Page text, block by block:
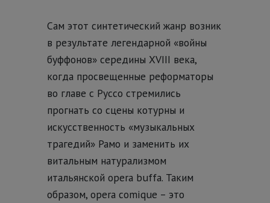
Сам этот синтетический жанр возник
в результате легендарной «войны
буффонов» середины XVIII века,
когда просвещенные реформаторы
во главе с Руссо стремились
прогнать со сцены котурны и
искусственность «музыкальных
трагедий» Рамо и заменить их
витальным натурализмом
итальянской opera buffa. Таким
образом, opera comique – это